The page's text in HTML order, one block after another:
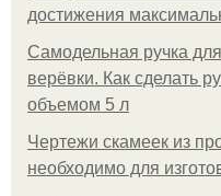
достижения
Самодельная ручка
верёвки. Как сделать
объемом 5 л
Чертежи скамеек из
необходимо для